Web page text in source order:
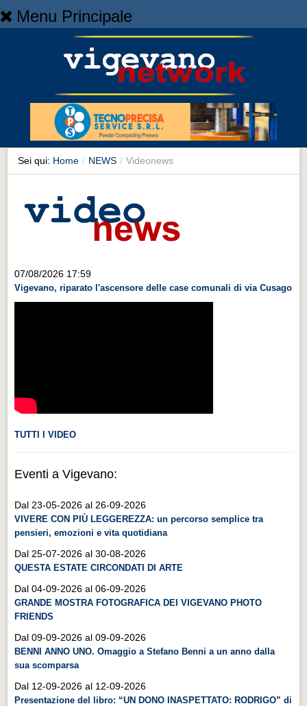
Menu Principale
NEWS
Cronaca
Artes et Artificia
Territorio
Territorio
CHI SIAMO
CHI SIAMO
CITTÀ
Guida turistica rapida
Guida turistica rapida
Musica e teatro
Musica e teatro
Distretto industriale
Distretto industriale
Muoversi a Vigevano
Muoversi a Vigevano
Cultura e turismo 4.0
Sei qui: Home / NEWS / Videonews
07/08/2026 17:59
Vigevano, riparato l'ascensore delle case comunali di via Cusago
TUTTI I VIDEO
Eventi a Vigevano:
Dal 23-05-2026 al 26-09-2026
VIVERE CON PIÙ LEGGEREZZA: un percorso semplice tra
pensieri, emozioni e vita quotidiana
Dal 25-07-2026 al 30-08-2026
QUESTA ESTATE CIRCONDATI DI ARTE
Dal 04-09-2026 al 06-09-2026
GRANDE MOSTRA FOTOGRAFICA DEI VIGEVANO PHOTO
FRIENDS
Dal 09-09-2026 al 09-09-2026
BENNI ANNO UNO. Omaggio a Stefano Benni a un anno dalla
sua scomparsa
Dal 12-09-2026 al 12-09-2026
Presentazione del libro: “UN DONO INASPETTATO: RODRIGO” di